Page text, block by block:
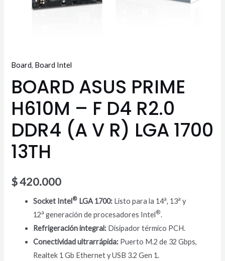
Board, Board Intel
BOARD ASUS PRIME
H610M – F D4 R2.0
DDR4 (A V R) LGA 1700
13TH
$420.000
Socket Intel® LGA 1700: Listo para la 14a, 13a y
12a generación de procesadores Intel®.
Refrigeración integral: Disipador térmico PCH.
Conectividad ultrarrápida: Puerto M.2 de 32 Gbps,
Realtek 1 Gb Ethernet y USB 3.2 Gen 1.